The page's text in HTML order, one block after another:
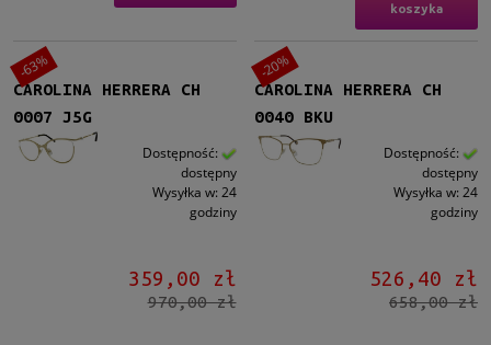
koszyka
CAROLINA HERRERA CH
0007 J5G
Dostępność:
dostępny
Wysyłka w: 24
godziny
359,00 zł
970,00 zł
-63%
CAROLINA HERRERA CH
0040 BKU
Dostępność:
dostępny
Wysyłka w: 24
godziny
526,40 zł
658,00 zł
-20%